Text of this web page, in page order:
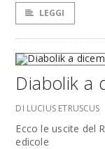
LEGGI
Diabolik a
DI LUCIUS ETRUSCUS
Ecco le uscite del
edicole